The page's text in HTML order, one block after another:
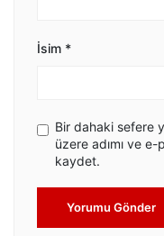
İsim *
Bir dahaki sefere
üzere adımı ve
kaydet.
Yorumu Gönder